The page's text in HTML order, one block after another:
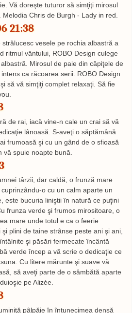
Vă doreşte tuturor să simţiţi mirosul
Chris de Burgh - Lady in red.
21:38
vesele pe rochia albastră a
ritmul vântului, ROBO Design culege
Mirosul de paie din căpiţele de
ca răcoarea serii. ROBO Design
să vă simţiţi complet relaxaţi. Să fie
de rai, iacă vine-n cale un crai să vă
lânoasă. S-aveţi o săptămână
frumoasă şi cu un gând de o sfioasă
vă spuie noapte bună.
târzii, dar caldă, o frunză mare
o cu un calm aparte un
este bucuria liniştii în natură ce puţini
frunza verde şi frumos mirositoare, o
mare unde totul e ca o feerie
plini de taine strânse peste ani şi ani,
şi păsări fermecate încântă
verde încep a vă scrie o dedicaţie ce
Cu litere mărunte şi suave vă
să aveţi parte de o sâmbătă aparte
pe Alizée.
pâlpăie în întunecimea densă